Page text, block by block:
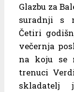
Glazbu za
suradnji s
Četiri
večernja
na koju se
trenuci
skladatelj